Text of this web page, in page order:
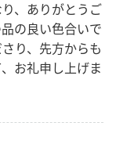
、ありがとうご
の良い色合いで
り、先方からも
お礼申し上げま